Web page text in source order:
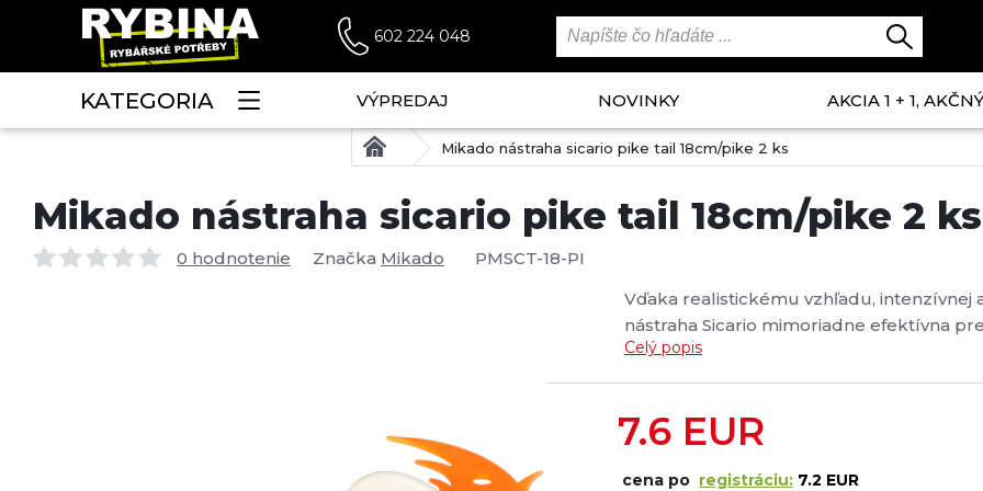
602 224 048
KATEGORIA VÝPREDAJ NOVINKY AKCIA 1 + 1,
Mikado nástraha sicario pike tail 18cm/pike 2 ks
Mikado nástraha sicario pike tail 18cm/pike 2 ks
0 hodnotenie Značka Mikado
PMSCT-18-PI
Vďaka realistickému vzhľadu, intenzívnej
nástraha Sicario mimoriadne efektívna
prilákajú ostrieža a zubáča, väčšie vám
Celý popis
7.6 EUR
cena po registráciu: 7.2 EUR